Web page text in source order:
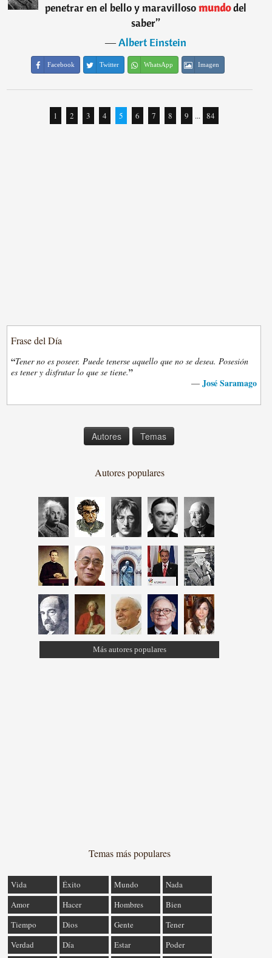
penetrar en el bello y maravillosomundodel
saber”
―Albert Einstein
Facebook Twitter WhatsApp Imagen
1 2 3 4 5 6 7 8 9 ... 84
Frase del Día
“Tener no es poseer. Puede tenerse aquello que no se desea. Posesión
es tener y disfrutar lo que se tiene.”
— José Saramago
Autores Temas
Autores populares
Más autores populares
Temas más populares
Vida Éxito Mundo
Nada
Amor
Hacer Hombres
Bien
Tiempo
Dios Gente
Tener
Verdad
Día Estar Poder